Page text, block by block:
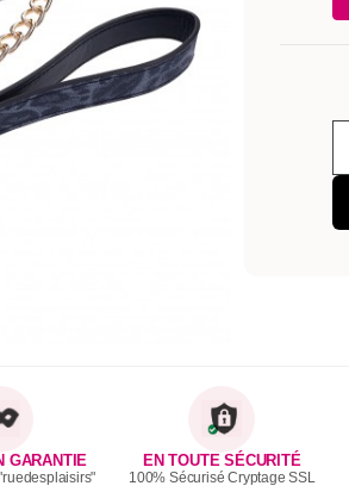
GARANTIE EN TOUTE SÉCURITÉ
100% Sécurisé Cryptage SSL